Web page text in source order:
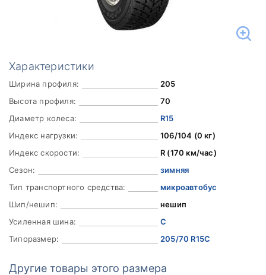
Характеристики
Ширина профиля:
205
Высота профиля:
70
Диаметр колеса:
R15
Индекс нагрузки:
106/104 (0 кг)
Индекс скорости:
R (170 км/час)
Сезон:
зимняя
Тип транспортного средства:
микроавтобус
Шип/нешип:
нешип
Усиленная шина:
C
Типоразмер:
205/70 R15C
Другие товары этого размера